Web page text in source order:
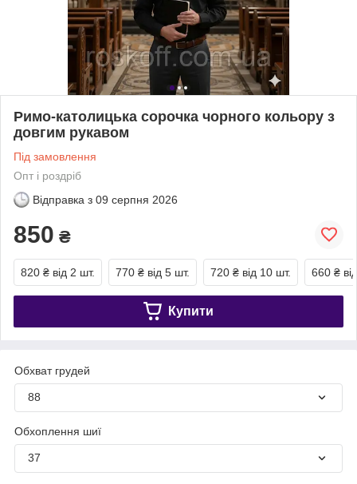
Римо-католицька сорочка чорного кольору з
довгим рукавом
Під замовлення
Опт і роздріб
Відправка з 09 серпня 2026
850 ₴
820 ₴ від 2 шт. 770 ₴ від 5 шт. 720 ₴ від 10 шт. 660 ₴
Купити
Обхват грудей
88
Обхоплення шиї
37